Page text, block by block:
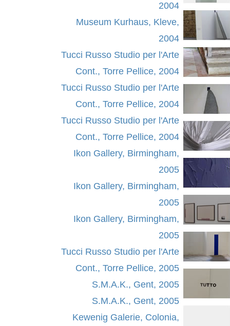
2004
Museum Kurhaus, Kleve,
2004
Tucci Russo Studio per l'Arte
Cont., Torre Pellice, 2004
Tucci Russo Studio per l'Arte
Cont., Torre Pellice, 2004
Tucci Russo Studio per l'Arte
Cont., Torre Pellice, 2004
Ikon Gallery, Birmingham,
2005
Ikon Gallery, Birmingham,
2005
Ikon Gallery, Birmingham,
2005
Tucci Russo Studio per l'Arte
Cont., Torre Pellice, 2005
S.M.A.K., Gent, 2005
S.M.A.K., Gent, 2005
Kewenig Galerie, Colonia,